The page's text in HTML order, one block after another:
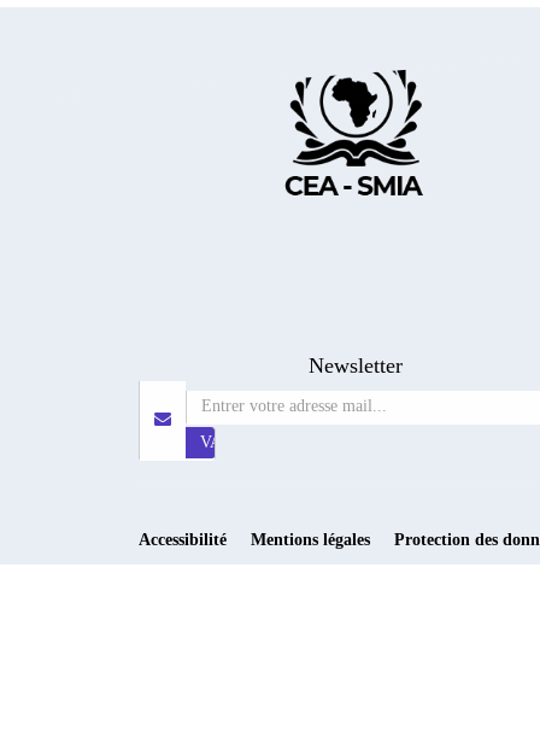
Newsletter
Accessibilité Mentions légales Protection des